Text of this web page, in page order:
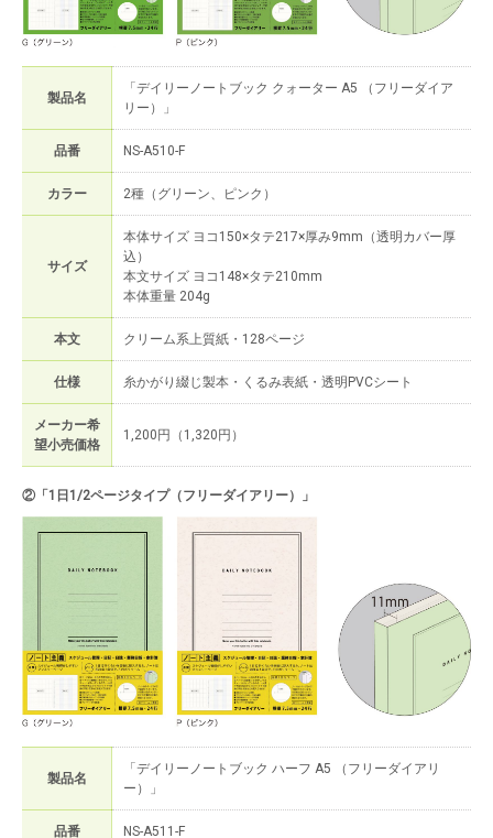
製品名
「デイリーノートブック クォーター A5 （フリーダイア
リー）」
品番 NS-A510-F
カラー 2種（グリーン、ピンク）
サイズ
本体サイズ ヨコ150×タテ217×厚み9mm（透明カバー厚
込）
本文サイズ ヨコ148×タテ210mm
本体重量 204g
本文 クリーム系上質紙・128ページ
仕様 糸かがり綴じ製本・くるみ表紙・透明PVCシート
メーカー希
望小売価格
1,200円（1,320円）
②「1日1/2ページタイプ（フリーダイアリー）」
製品名
「デイリーノートブック ハーフ A5 （フリーダイアリ
ー）」
品番 NS-A511-F